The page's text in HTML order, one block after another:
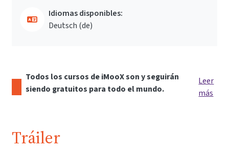
Idiomas disponibles:
Deutsch ‎(de)‎
Todos los cursos de iMooX son y seguirán
siendo gratuitos para todo el mundo.
Leer
más
Tráiler